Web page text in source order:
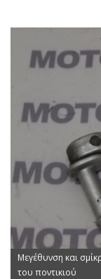
Μεγέθυνση και
του ποντικιού